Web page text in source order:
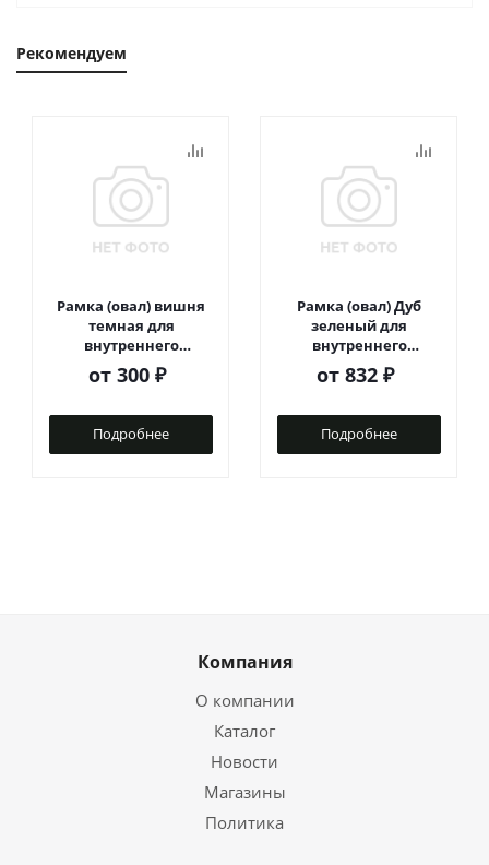
Рекомендуем
Рамка (овал) вишня
темная для
внутреннего
монтажа
от 300 ₽
Подробнее
Рамка (овал) Дуб
зеленый для
внутреннего
монтажа
от 832 ₽
Подробнее
Компания
О компании
Каталог
Новости
Магазины
Политика